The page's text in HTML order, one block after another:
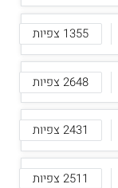
1355 צפיות
2648 צפיות
2431 צפיות
2511 צפיות